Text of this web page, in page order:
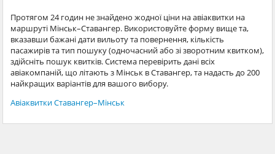
Протягом 24 годин не знайдено жодної ціни на авіаквитки на
маршруті Мінськ–Ставангер. Використовуйте форму вище та,
вказавши бажані дати вильоту та повернення, кількість
пасажирів та тип пошуку (одночасний або зі зворотним квитком),
здійсніть пошук квитків. Система перевірить дані всіх
авіакомпаній, що літають з Мінськ в Ставангер, та надасть до 200
найкращих варіантів для вашого вибору.
Авіаквитки Ставангер–Мінськ